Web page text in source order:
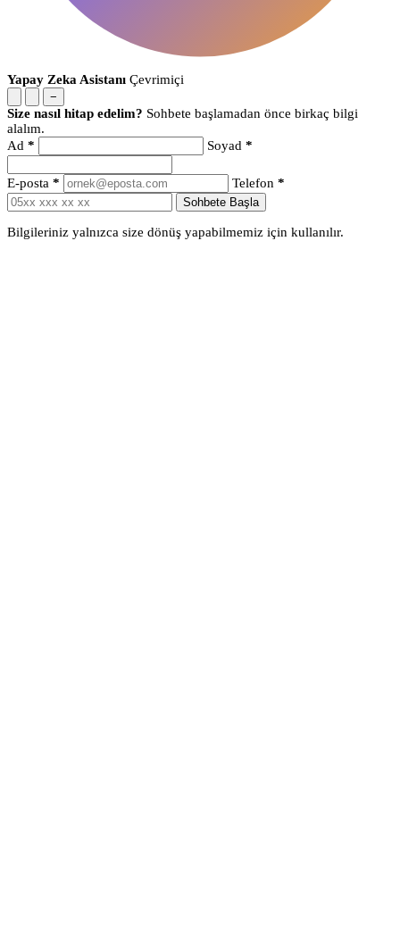
Yapay Zeka Asistanı Çevrimiçi
−
Size nasıl hitap edelim? Sohbete başlamadan önce birkaç bilgi
alalım.
Ad * Soyad *
E-posta * Telefon *
Sohbete Başla
Bilgileriniz yalnızca size dönüş yapabilmemiz için kullanılır.